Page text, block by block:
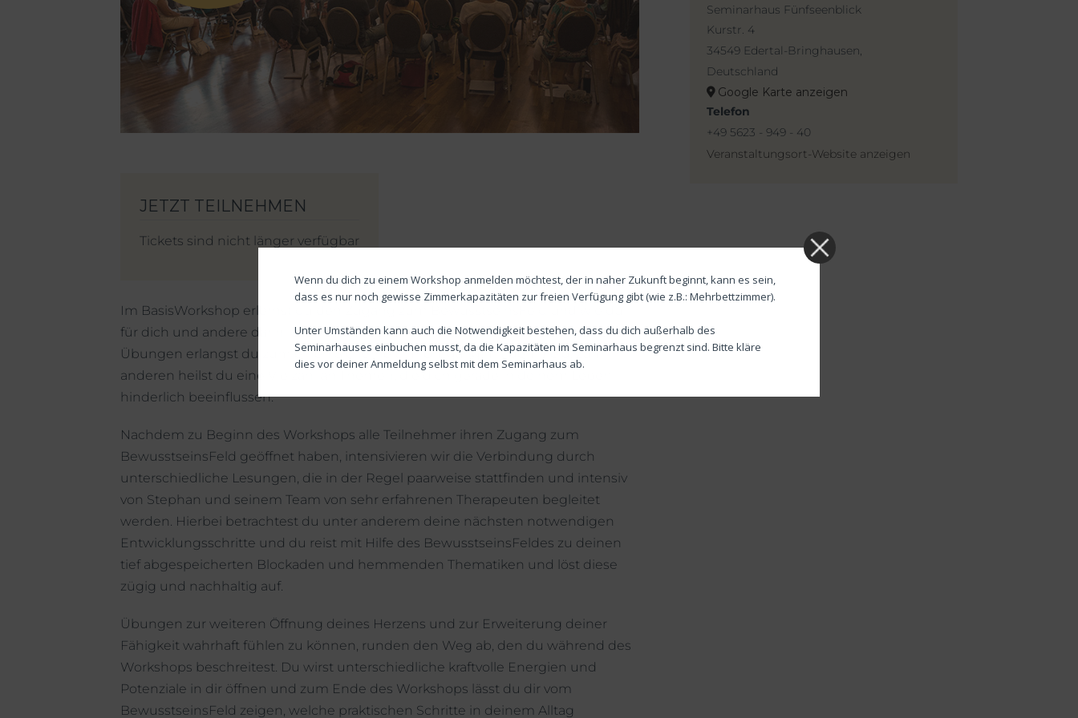
Tickets sind nicht länger verfügbar
Im BasisWorkshop erlernst du den Zugang zum BewusstseinsFeld und wie du
für dich und andere darin lesen und arbeiten kannst. Anhand unterschiedlicher
Übungen erlangst du zum einen Sicherheit im Umgang mit dem Feld, zum
anderen heilst du eine Vielzahl an Themen, die dich gerade in deinem Leben
hinderlich beeinflussen.
Nachdem zu Beginn des Workshops alle Teilnehmer ihren Zugang zum
BewusstseinsFeld geöffnet haben, intensivieren wir die Verbindung durch
unterschiedliche Lesungen, die in der Regel paarweise stattfinden und intensiv
von Stephan und seinem Team von sehr erfahrenen Therapeuten begleitet
werden. Hierbei betrachtest du unter anderem deine nächsten notwendigen
Entwicklungsschritte und du reist mit Hilfe des BewusstseinsFeldes zu deinen
tief abgespeicherten Blockaden und hemmenden Thematiken und löst diese
zügig und nachhaltig auf.
Übungen zur weiteren Öffnung deines Herzens und zur Erweiterung deiner
Fähigkeit wahrhaft fühlen zu können, runden den Weg ab, den du während des
Workshops beschreitest. Du wirst unterschiedliche kraftvolle Energien und
Potenziale in dir öffnen und zum Ende des Workshops lässt du dir vom
BewusstseinsFeld zeigen, welche praktischen Schritte in deinem Alltag
Seminarhaus Fünfseenblick
Kurstr. 4
34549 Edertal-Bringhausen,
Deutschland
Google Karte anzeigen
Telefon
+49 5623 - 949 - 40
Veranstaltungsort-Website anzeigen
Wenn du dich zu einem Workshop anmelden möchtest, der in naher Zukunft beginnt, kann es sein,
dass es nur noch gewisse Zimmerkapazitäten zur freien Verfügung gibt (wie z.B.: Mehrbettzimmer).
Unter Umständen kann auch die Notwendigkeit bestehen, dass du dich außerhalb des
Seminarhauses einbuchen musst, da die Kapazitäten im Seminarhaus begrenzt sind. Bitte kläre
dies vor deiner Anmeldung selbst mit dem Seminarhaus ab.